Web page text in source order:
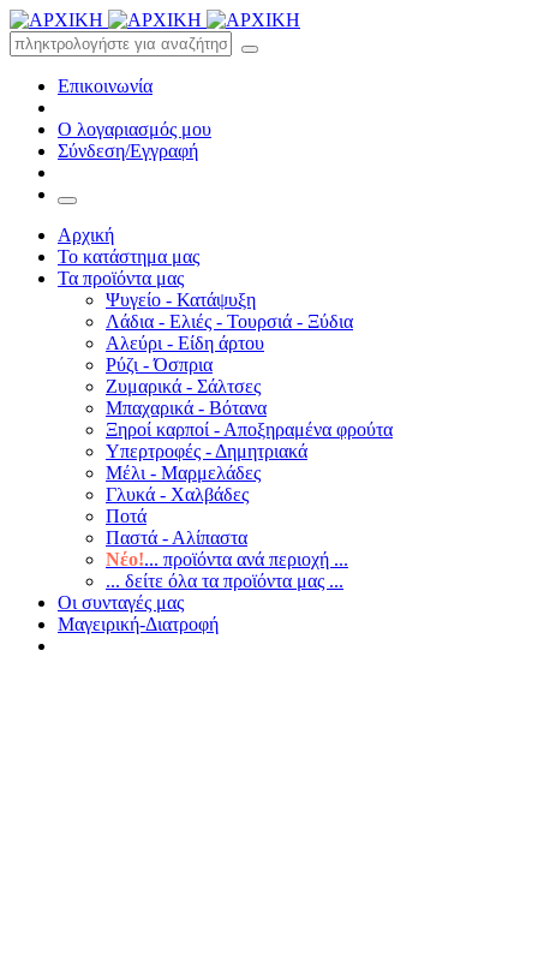
Επικοινωνία
Ο λογαριασμός μου
Σύνδεση/Εγγραφή
Αρχική
Το κατάστημα μας
Τα προϊόντα μας
Ψυγείο - Κατάψυξη
Λάδια - Ελιές - Τουρσιά - Ξύδια
Αλεύρι - Είδη άρτου
Ρύζι - Όσπρια
Ζυμαρικά - Σάλτσες
Μπαχαρικά - Βότανα
Ξηροί καρποί - Αποξηραμένα φρούτα
Υπερτροφές - Δημητριακά
Μέλι - Μαρμελάδες
Γλυκά - Χαλβάδες
Ποτά
Παστά - Αλίπαστα
Νέο!... προϊόντα ανά περιοχή ...
... δείτε όλα τα προϊόντα μας ...
Οι συνταγές μας
Μαγειρική-Διατροφή